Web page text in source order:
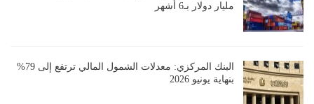
مليار دولار بـ6 أشهر
البنك المركزي: معدلات الشمول المالي ترتفع إلى 79%
بنهاية يونيو 2026